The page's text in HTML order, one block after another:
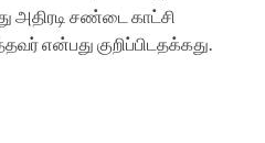
அதிரடி சண்டை காட்சி
என்பது குறிப்பிடதக்கது.